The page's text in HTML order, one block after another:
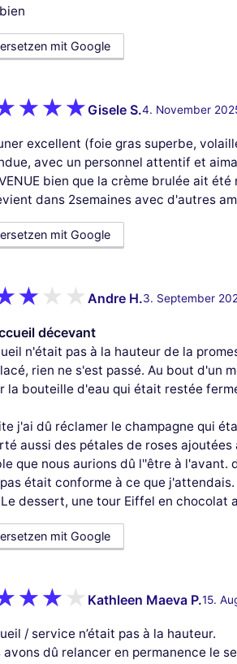
mit Google
Gisele S.4. November
excellent (foie gras superbe,
avec un personnel attentif et
bien que la crème brulée ait
dans 2semaines avec d'autres
mit Google
Andre H.3. September
décevant
n'était pas à la hauteur de la
rien ne s'est passé. Au bout d'un
la bouteille d'eau qui était restée
j'ai dû réclamer le champagne qui
aussi des pétales de roses
que nous aurions dû l''être à l'avant.
était conforme à ce que
dessert, une tour Eiffel en chocolat
mit Google
Kathleen Maeva P.15.
/ service n’était pas à la hauteur.
avons dû relancer en permanence le